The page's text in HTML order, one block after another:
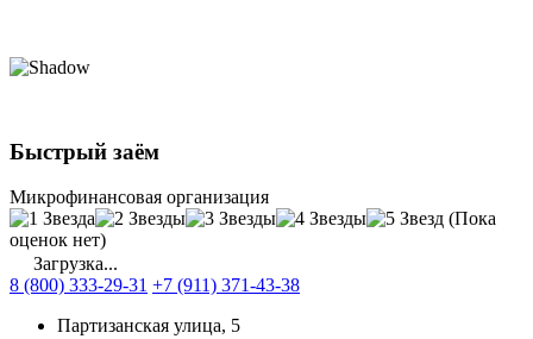
Быстрый заём
Микрофинансовая организация
(Пока
оценок нет)
Загрузка...
8 (800) 333-29-31 +7 (911) 371-43-38
Партизанская улица, 5